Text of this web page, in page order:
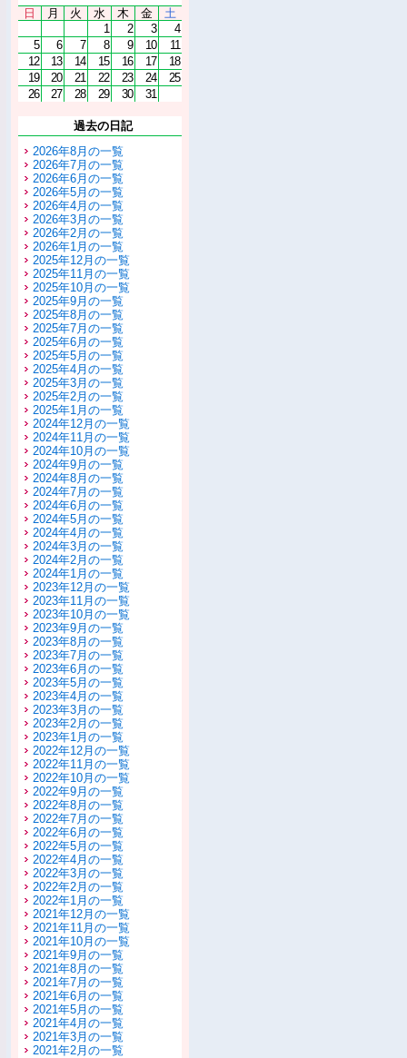
日
月 火 水 木 金
土
1
2 3
4
5
6 7 8 9 10
11
12
13 14 15 16 17
18
19
20 21 22 23 24
25
26
27 28 29 30 31
過去の日記
2026年8月の一覧
2026年7月の一覧
2026年6月の一覧
2026年5月の一覧
2026年4月の一覧
2026年3月の一覧
2026年2月の一覧
2026年1月の一覧
2025年12月の一覧
2025年11月の一覧
2025年10月の一覧
2025年9月の一覧
2025年8月の一覧
2025年7月の一覧
2025年6月の一覧
2025年5月の一覧
2025年4月の一覧
2025年3月の一覧
2025年2月の一覧
2025年1月の一覧
2024年12月の一覧
2024年11月の一覧
2024年10月の一覧
2024年9月の一覧
2024年8月の一覧
2024年7月の一覧
2024年6月の一覧
2024年5月の一覧
2024年4月の一覧
2024年3月の一覧
2024年2月の一覧
2024年1月の一覧
2023年12月の一覧
2023年11月の一覧
2023年10月の一覧
2023年9月の一覧
2023年8月の一覧
2023年7月の一覧
2023年6月の一覧
2023年5月の一覧
2023年4月の一覧
2023年3月の一覧
2023年2月の一覧
2023年1月の一覧
2022年12月の一覧
2022年11月の一覧
2022年10月の一覧
2022年9月の一覧
2022年8月の一覧
2022年7月の一覧
2022年6月の一覧
2022年5月の一覧
2022年4月の一覧
2022年3月の一覧
2022年2月の一覧
2022年1月の一覧
2021年12月の一覧
2021年11月の一覧
2021年10月の一覧
2021年9月の一覧
2021年8月の一覧
2021年7月の一覧
2021年6月の一覧
2021年5月の一覧
2021年4月の一覧
2021年3月の一覧
2021年2月の一覧